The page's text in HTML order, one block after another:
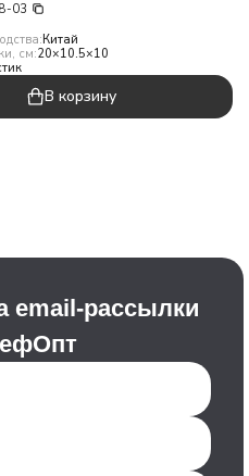
03
Китай
см:20×10.5×10
В корзину
email-рассылки